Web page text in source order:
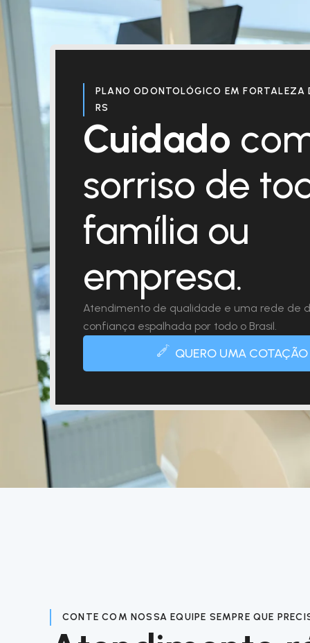
PLANO ODONTOLÓGICO EM FORTALEZA
RS
Cuidado
sorriso de
família ou
empresa.
Atendimento de qualidade e uma rede de
confiança espalhada por todo o Brasil.
QUERO UMA COTAÇÃO
CONTE COM NOSSA EQUIPE SEMPRE QUE